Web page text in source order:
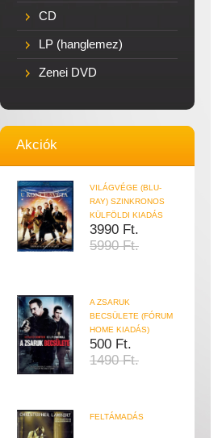
CD
LP (hanglemez)
Zenei DVD
Akciók
VILÁGVÉGE (BLU-
RAY) SZINKRONOS
KÜLFÖLDI KIADÁS
3990 Ft.
5990 Ft.
A ZSARUK
BECSÜLETE (FÓRUM
HOME KIADÁS)
500 Ft.
1490 Ft.
FELTÁMADÁS